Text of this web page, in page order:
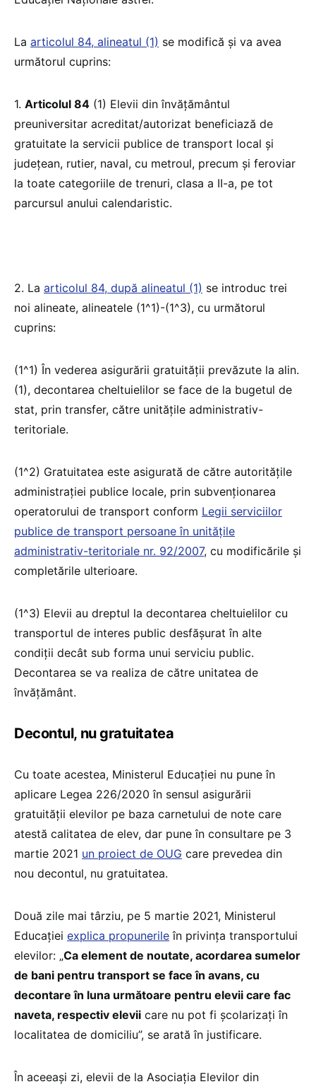
La articolul 84, alineatul (1) se modifică și va avea
următorul cuprins:
1. Articolul 84 (1) Elevii din învățământul
preuniversitar acreditat/autorizat beneficiază de
gratuitate la servicii publice de transport local și
județean, rutier, naval, cu metroul, precum și feroviar
la toate categoriile de trenuri, clasa a II-a, pe tot
parcursul anului calendaristic.
2. La articolul 84, după alineatul (1) se introduc trei
noi alineate, alineatele (1^1)-(1^3), cu următorul
cuprins:
(1^1) În vederea asigurării gratuității prevăzute la alin.
(1), decontarea cheltuielilor se face de la bugetul de
stat, prin transfer, către unitățile administrativ-
teritoriale.
(1^2) Gratuitatea este asigurată de către autoritățile
administrației publice locale, prin subvenționarea
operatorului de transport conform Legii serviciilor
publice de transport persoane în unitățile
administrativ-teritoriale nr. 92/2007, cu modificările și
completările ulterioare.
(1^3) Elevii au dreptul la decontarea cheltuielilor cu
transportul de interes public desfășurat în alte
condiții decât sub forma unui serviciu public.
Decontarea se va realiza de către unitatea de
învățământ.
Decontul, nu gratuitatea
Cu toate acestea, Ministerul Educației nu pune în
aplicare Legea 226/2020 în sensul asigurării
gratuității elevilor pe baza carnetului de note care
atestă calitatea de elev, dar pune în consultare pe 3
martie 2021 un proiect de OUG care prevedea din
nou decontul, nu gratuitatea.
Două zile mai târziu, pe 5 martie 2021, Ministerul
Educației explica propunerile în privința transportului
elevilor: „Ca element de noutate, acordarea sumelor
de bani pentru transport se face în avans, cu
decontare în luna următoare pentru elevii care fac
naveta, respectiv elevii care nu pot fi școlarizați în
localitatea de domiciliu”, se arată în justificare.
În aceeași zi, elevii de la Asociația Elevilor din